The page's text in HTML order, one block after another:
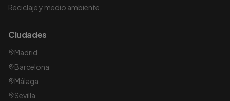
Reciclaje y medio ambiente
Ciudades
Madrid
Barcelona
Málaga
Sevilla